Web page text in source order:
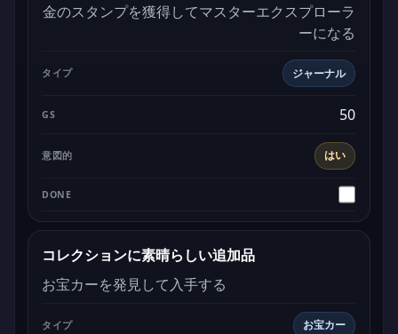
金のスタンプを獲得してマスターエクスプローラ
ーになる
ジャーナル
はい
50
コレクションに素晴らしい追加品
お宝カーを発見して入手する
お宝カー